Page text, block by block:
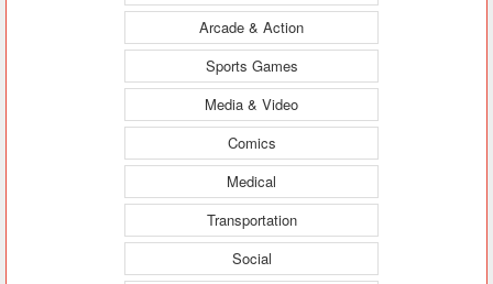
Arcade & Action
Sports Games
Media & Video
Comics
Medical
Transportation
Social